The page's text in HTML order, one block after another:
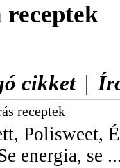
cikket
receptek
Polisweet,
energia, se